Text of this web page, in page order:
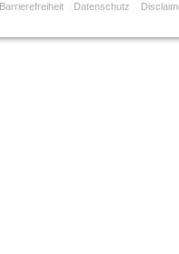
Barrierefreiheit Datenschutz